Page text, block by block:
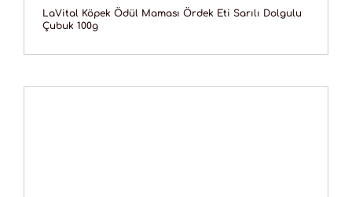
LaVital Köpek Ödül Maması Ördek Eti Sarılı Dolgulu
Çubuk 100g